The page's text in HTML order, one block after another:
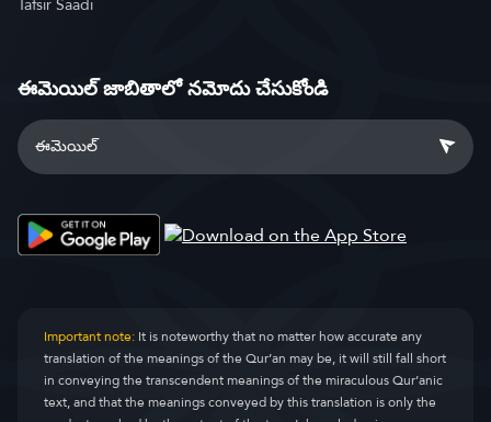
ఈమెయిల్ జాబితాలో నమోదు చేసుకోండి
Important note:It is noteworthy that no matter how accurate any
translation of the meanings of the Qur’an may be, it will still fall short
in conveying the transcendent meanings of the miraculous Qur’anic
text, and that the meanings conveyed by this translation is only the